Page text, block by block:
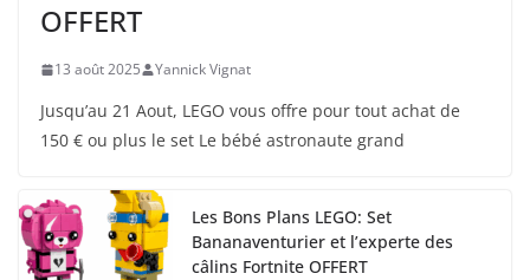
OFFERT
13 août 2025 Yannick Vignat
Jusqu’au 21 Aout, LEGO vous offre pour tout achat de
150 € ou plus le set Le bébé astronaute grand
Les Bons Plans LEGO: Set
Bananaventurier et l’experte des
câlins Fortnite OFFERT